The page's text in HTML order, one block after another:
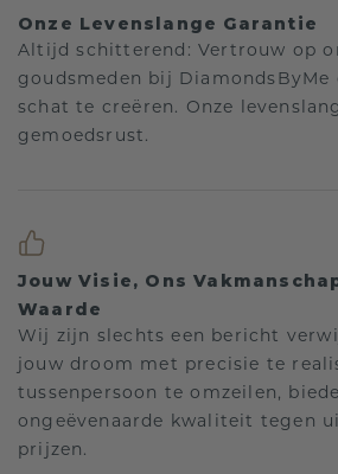
Onze Levenslange Garantie
Altijd schitterend: Vertrouw op
goudsmeden bij
schat te creëren. Onze
gemoedsrust.
Jouw Visie, Ons
Waarde
Wij zijn slechts een bericht
jouw droom met precisie te
tussenpersoon te omzeilen,
ongeëvenaarde kwaliteit tegen
prijzen.